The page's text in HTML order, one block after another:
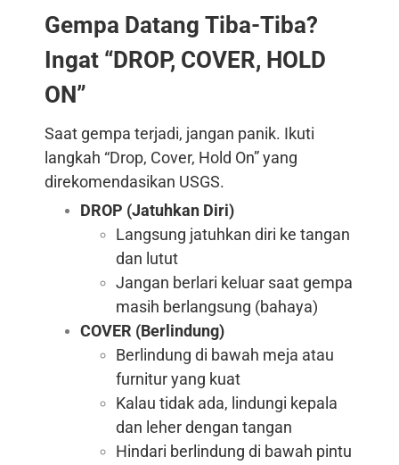
Gempa Datang Tiba-Tiba?
Ingat “DROP, COVER, HOLD
ON”
Saat gempa terjadi, jangan panik. Ikuti
langkah “Drop, Cover, Hold On” yang
direkomendasikan USGS.
DROP (Jatuhkan Diri)
Langsung jatuhkan diri ke tangan
dan lutut
Jangan berlari keluar saat gempa
masih berlangsung (bahaya)
COVER (Berlindung)
Berlindung di bawah meja atau
furnitur yang kuat
Kalau tidak ada, lindungi kepala
dan leher dengan tangan
Hindari berlindung di bawah pintu